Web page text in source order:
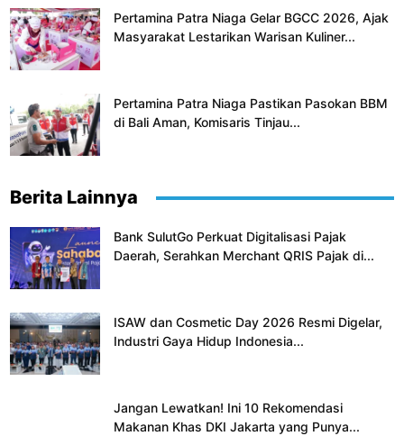
Pertamina Patra Niaga Gelar BGCC 2026, Ajak
Masyarakat Lestarikan Warisan Kuliner...
Pertamina Patra Niaga Pastikan Pasokan BBM
di Bali Aman, Komisaris Tinjau...
Berita Lainnya
Bank SulutGo Perkuat Digitalisasi Pajak
Daerah, Serahkan Merchant QRIS Pajak di...
ISAW dan Cosmetic Day 2026 Resmi Digelar,
Industri Gaya Hidup Indonesia...
Jangan Lewatkan! Ini 10 Rekomendasi
Makanan Khas DKI Jakarta yang Punya...